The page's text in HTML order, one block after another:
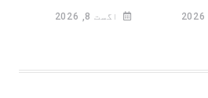
اگست 8, 2026